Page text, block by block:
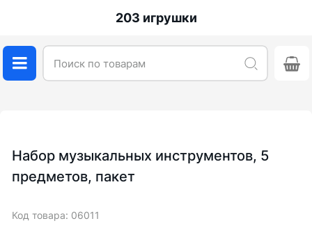
203 игрушки
Набор музыкальных инструментов, 5
предметов, пакет
Код товара: 06011